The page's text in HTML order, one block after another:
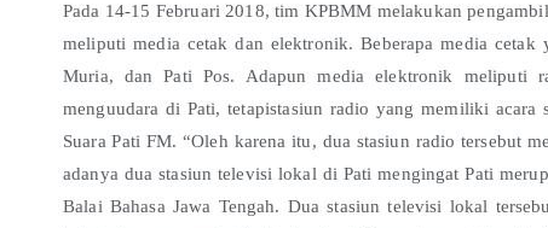
Pada 14-15 Februari 2018, tim KPBMM melakukan
meliputi media cetak dan elektronik. Beberapa media
Muria, dan Pati Pos. Adapun media elektronik meliputi
menguudara di Pati, tetapistasiun radio yang memiliki
Suara Pati FM. “Oleh karena itu, dua stasiun radio tersebut
adanya dua stasiun televisi lokal di Pati mengingat Pati
Balai Bahasa Jawa Tengah. Dua stasiun televisi lokal